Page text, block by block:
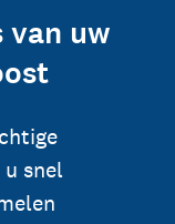
van uw
snel